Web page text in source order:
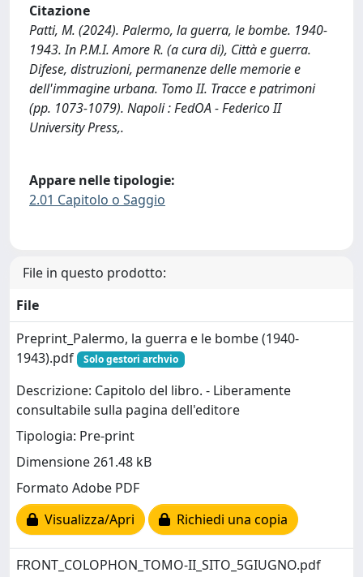
Citazione
Patti, M. (2024). Palermo, la guerra, le bombe. 1940-
1943. In P.M.I. Amore R. (a cura di), Città e guerra.
Difese, distruzioni, permanenze delle memorie e
dell'immagine urbana. Tomo II. Tracce e patrimoni
(pp. 1073-1079). Napoli : FedOA - Federico II
University Press,.
Appare nelle tipologie:
2.01 Capitolo o Saggio
File in questo prodotto:
File
Preprint_Palermo, la guerra e le bombe (1940-
1943).pdf
Solo gestori archvio
Descrizione: Capitolo del libro. - Liberamente
consultabile sulla pagina dell'editore
Tipologia: Pre-print
Dimensione 261.48 kB
Formato Adobe PDF
Visualizza/Apri
Richiedi una copia
FRONT_COLOPHON_TOMO-II_SITO_5GIUGNO.pdf